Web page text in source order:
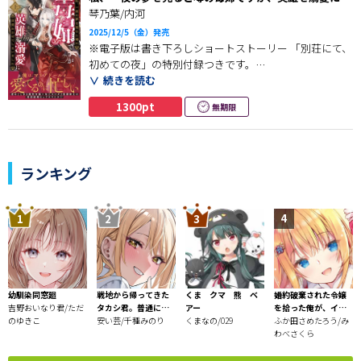
甘く穏やかな婚約生活を楽しんでいた。
そんなある日、ジェルフに隣国での任務が決定する。
しかしその任務では、なぜかマリアドールの同行も求め
られていた。
そのことに疑問を感じるも、マリアドールはジェルフと
一緒に海を渡ることを決意する。
ていき……？
覚めさせてしまいました（上）
琴乃葉/内河
2025/12/5（金）発売
※電子版は書き下ろしショートストーリー 「別荘にて、
初めての夜」の特別付録つきです。
妻を亡くした男性のもとを夜ごと渡り歩く――
マリアドールは”ある能力”の特性から毒婦と噂されてい
るが、実は男性経験ゼロの貧乏女領主。
エリート騎士にして名門公爵でもある人物からの唐突な
申し出。
事情を聞くと、ジェルフもどうやら訳アリの様子。
貧しい領地を救うため彼と手を組むことを決意したマリ
アドールだが、その先に待っていたのは溺愛の連続
で……!?
続きを読む
1300pt
無期限
ランキング
幼馴染同窓廻
吉野おいなり君/ただ
のゆきこ
戦地から帰ってきた
タカシ君。普通に高
校生活を送りたい
安い芸/千種みのり
くま クマ 熊 ベ
アー
くまなの/029
婚約破棄された令嬢
を拾った俺が、イケ
ナイことを教え込む
～美味しいものを食
ふか田さめたろう/み
わべさくら